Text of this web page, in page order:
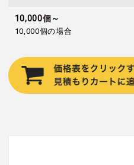
10,000個～
10,000個の場合